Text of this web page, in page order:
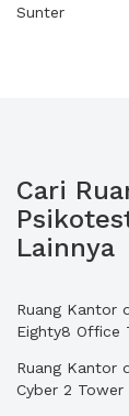
Sunter
Cari
Lainnya
Ruang Kantor
Eighty8 Office
Ruang Kantor
Cyber 2 Tower